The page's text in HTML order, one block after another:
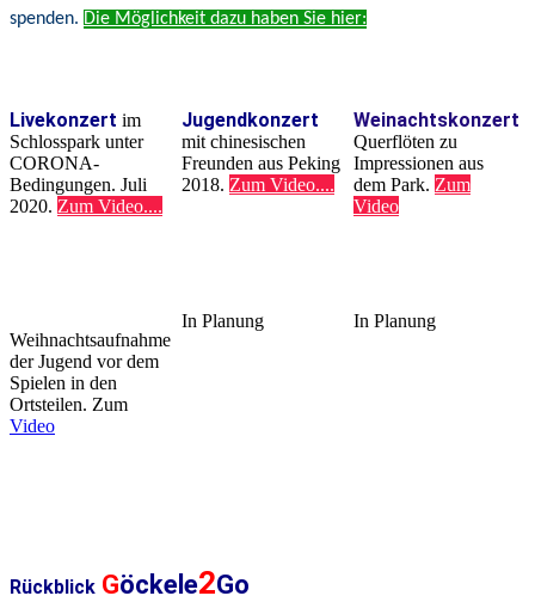
spenden. Die Möglichkeit dazu haben Sie hier:
Livekonzert im
Schlosspark unter
CORONA-
Bedingungen. Juli
2020. Zum Video....
Jugendkonzert
mit chinesischen
Freunden aus Peking
2018. Zum Video....
Weinachtskonzert
Querflöten zu
Impressionen aus
dem Park. Zum
Video
Weihnachtsaufnahme
der Jugend vor dem
Spielen in den
Ortsteilen. Zum
Video
In Planung In Planung
Rückblick Göckele2Go